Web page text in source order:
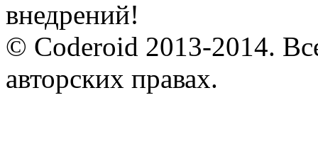
© Coderoid 2013-2014.
авторских правах.